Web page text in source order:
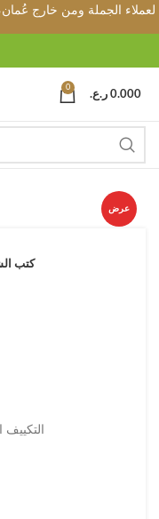
لعملاء الجملة ومن خارج
0
0.000 ر.ع.
عرض
كتب